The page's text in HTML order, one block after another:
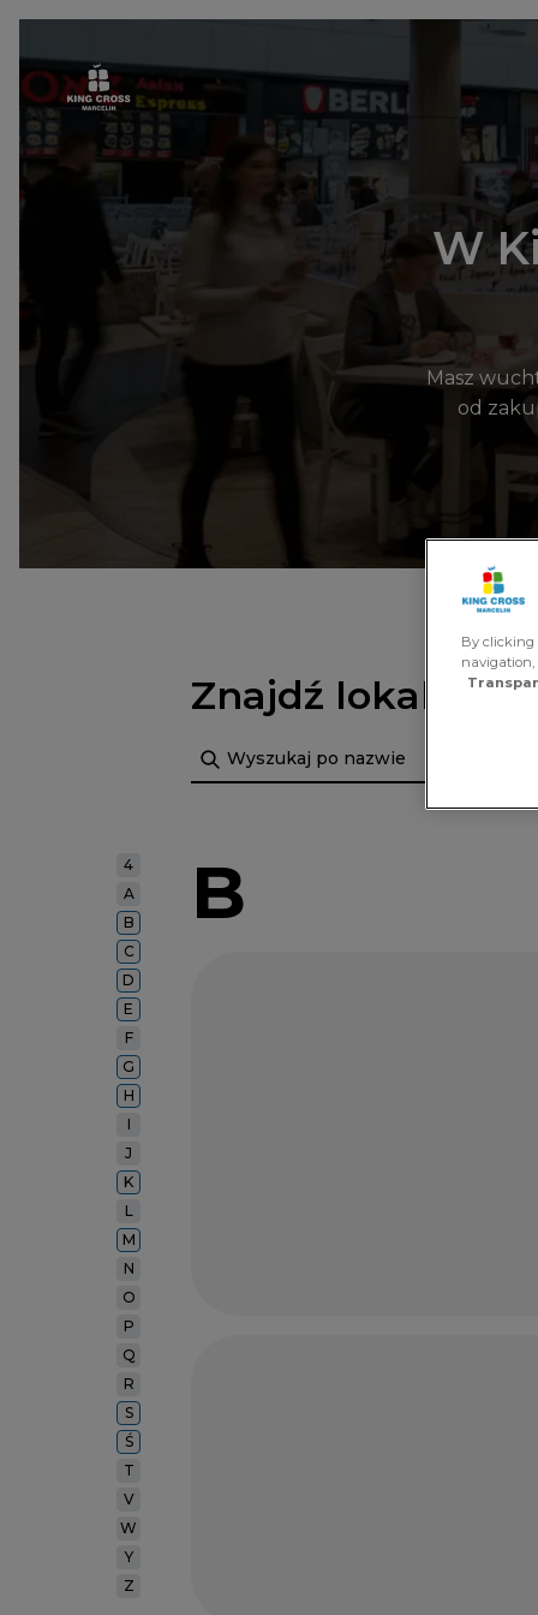
Przejdź do treści
W
Masz
od
Znajdź lokal
Szukaj
4
A
B
C
D
E
F
G
H
I
J
K
L
M
N
O
P
Q
R
S
Ś
T
V
W
Y
Z
B
By clicking